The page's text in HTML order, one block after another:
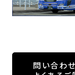
問い合わ